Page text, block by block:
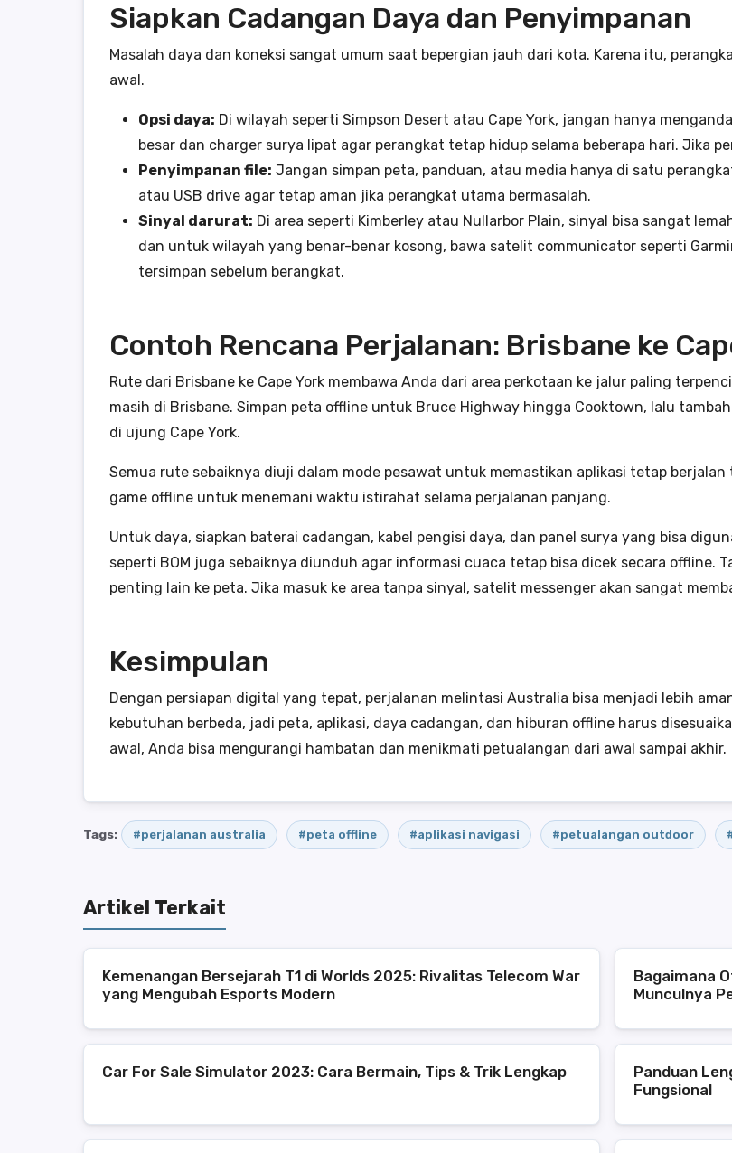
Siapkan Cadangan Daya dan Penyimpanan
Masalah daya dan koneksi sangat umum saat bepergian jauh dari kota. Karena itu,
awal.
Opsi daya: Di wilayah seperti Simpson Desert atau Cape York, jangan hanya
besar dan charger surya lipat agar perangkat tetap hidup selama beberapa hari. Jika
Penyimpanan file: Jangan simpan peta, panduan, atau media hanya di satu
atau USB drive agar tetap aman jika perangkat utama bermasalah.
Sinyal darurat: Di area seperti Kimberley atau Nullarbor Plain, sinyal bisa sangat
dan untuk wilayah yang benar-benar kosong, bawa satelit communicator seperti
tersimpan sebelum berangkat.
Contoh Rencana Perjalanan: Brisbane ke
Rute dari Brisbane ke Cape York membawa Anda dari area perkotaan ke jalur paling
masih di Brisbane. Simpan peta offline untuk Bruce Highway hingga Cooktown, lalu
di ujung Cape York.
Semua rute sebaiknya diuji dalam mode pesawat untuk memastikan aplikasi tetap
game offline untuk menemani waktu istirahat selama perjalanan panjang.
Untuk daya, siapkan baterai cadangan, kabel pengisi daya, dan panel surya yang bisa
seperti BOM juga sebaiknya diunduh agar informasi cuaca tetap bisa dicek secara offline.
penting lain ke peta. Jika masuk ke area tanpa sinyal, satelit messenger akan sangat
Kesimpulan
Dengan persiapan digital yang tepat, perjalanan melintasi Australia bisa menjadi lebih
kebutuhan berbeda, jadi peta, aplikasi, daya cadangan, dan hiburan offline harus
awal, Anda bisa mengurangi hambatan dan menikmati petualangan dari awal sampai akhir.
Tags: #perjalanan australia #peta offline #aplikasi navigasi #petualangan outdoor
Artikel Terkait
Kemenangan Bersejarah T1 di Worlds 2025: Rivalitas Telecom War
yang Mengubah Esports Modern
Bagaimana
Munculnya
Car For Sale Simulator 2023: Cara Bermain, Tips & Trik Lengkap
Panduan
Fungsional